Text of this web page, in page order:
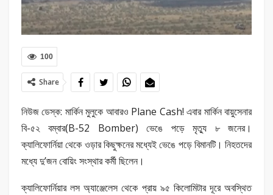
100
Share
নিউজ ডেস্ক: মার্কিন মুলুকে আবারও Plane Cash! এবার মার্কিন বায়ুসেনার
বি-৫২ বম্বার(B-52 Bomber) ভেঙে পড়ে মৃত্যু ৮ জনের।
ক্যালিফোর্নিয়া থেকে ওড়ার কিছুক্ষনের মধ্যেই ভেঙে পড়ে বিমানটি। নিহতদের
মধ্যে দু’জন বোয়িং সংস্থার কর্মী ছিলেন।
ক্যালিফোর্নিয়ার লস অ্যাঞ্জেলেস থেকে প্রায় ৯৫ কিলোমিটার দূরে অবস্থিত